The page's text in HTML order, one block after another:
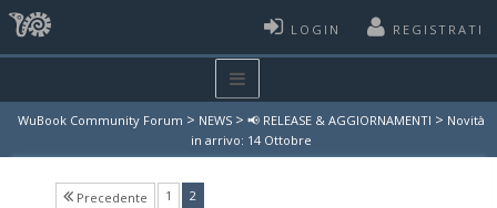
LOGIN REGISTRATI
WuBook Community Forum > NEWS > 📢 RELEASE & AGGIORNAMENTI > Novità
in arrivo: 14 Ottobre
Precedente 1 2(current)